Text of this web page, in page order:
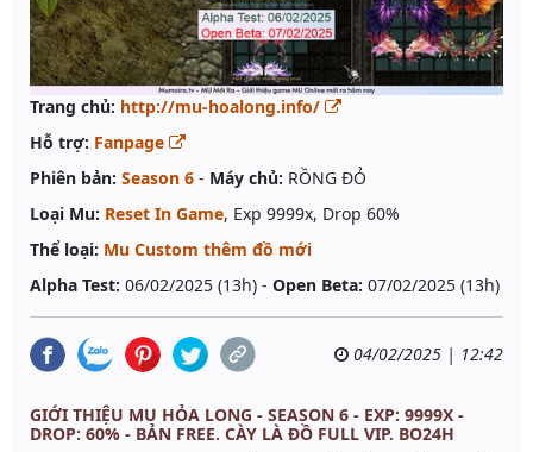
Trang chủ: http://mu-hoalong.info/
Hỗ trợ: Fanpage
Phiên bản: Season 6 - Máy chủ: RỒNG ĐỎ
Loại Mu: Reset In Game, Exp 9999x, Drop 60%
Thể loại: Mu Custom thêm đồ mới
Alpha Test: 06/02/2025 (13h) - Open Beta: 07/02/2025 (13h)
04/02/2025 | 12:42
GIỚI THIỆU MU HỎA LONG - SEASON 6 - EXP: 9999X -
DROP: 60% - BẢN FREE. CÀY LÀ ĐỒ FULL VIP. BO24H